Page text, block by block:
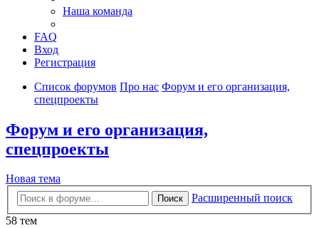
Наша команда
FAQ
Вход
Регистрация
Список форумов Про нас Форум и его организация,
спецпроекты
Форум и его организация,
спецпроекты
Новая тема
Поиск
Расширенный поиск
58 тем